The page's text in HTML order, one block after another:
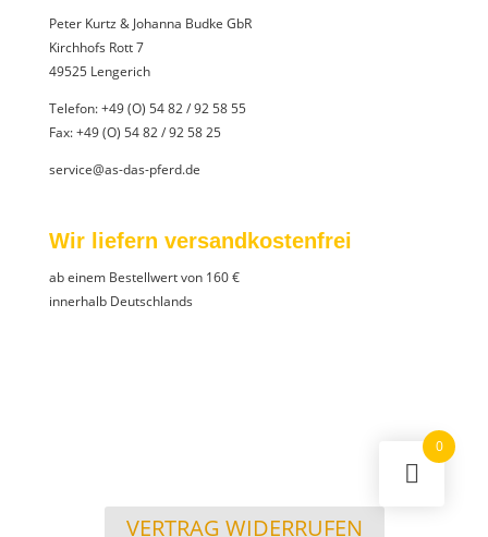
Peter Kurtz & Johanna Budke GbR
Kirchhofs Rott 7
49525 Lengerich
Telefon:+49 (O) 54 82 / 92 58 55
Fax: +49 (O) 54 82 / 92 58 25
service@as-das-pferd.de
Wir liefern versandkostenfrei
ab einem Bestellwert von 160 €
innerhalb Deutschlands
VERTRAG WIDERRUFEN
0